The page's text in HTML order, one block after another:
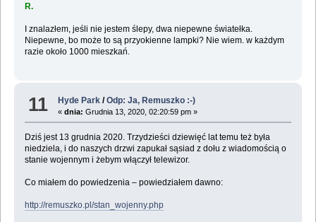
R.
I znalazłem, jeśli nie jestem ślepy, dwa niepewne światełka.
Niepewne, bo może to są przyokienne lampki? Nie wiem. w każdym
razie około 1000 mieszkań.
11 Hyde Park /Odp: Ja, Remuszko :-)
«dnia: Grudnia 13, 2020, 02:20:59 pm »
Dziś jest 13 grudnia 2020. Trzydzieści dziewięć lat temu też była
niedziela, i do naszych drzwi zapukał sąsiad z dołu z wiadomością o
stanie wojennym i żebym włączył telewizor.
Co miałem do powiedzenia – powiedziałem dawno:
http://remuszko.pl/stan_wojenny.php